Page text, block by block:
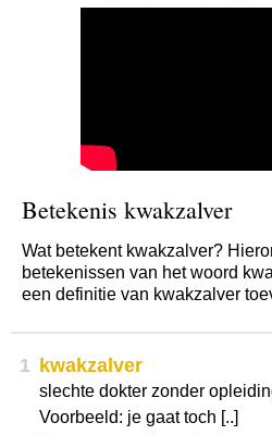
Betekenis kwakzalver
Wat betekent kwakzalver?
betekenissen van het woord
een definitie van kwakzalver
1 kwakzalver
slechte dokter zonder
Voorbeeld: je gaat toch [..]